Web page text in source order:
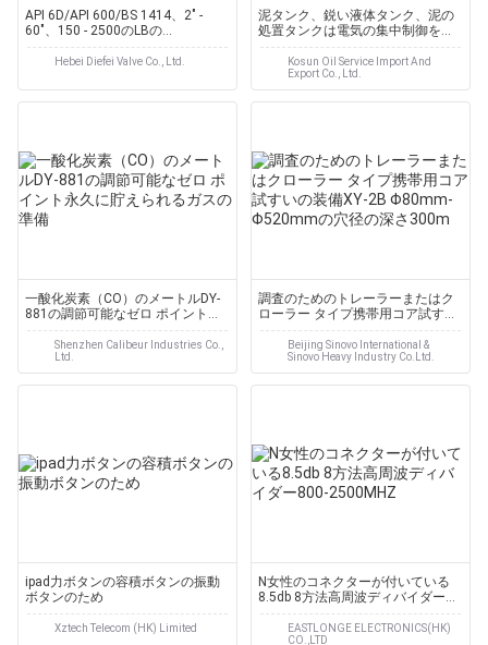
API 6D/API 600/BS 1414、2" -
60"、150 - 2500のLBの
WCB/WCC/LCB/LCCのゲート弁
Hebei Diefei Valve Co., Ltd.
泥タンク、鋭い液体タンク、泥の
処置タンクは電気の集中制御を適
用します
Kosun Oil Service Import And
Export Co., Ltd.
一酸化炭素（CO）のメートルDY-
881の調節可能なゼロ ポイント永
久に貯えられるガスの準備
Shenzhen Calibeur Industries Co.,
Ltd.
調査のためのトレーラーまたはク
ローラー タイプ携帯用コア試すい
の装備XY-2B Φ80mm-Φ520mmの
穴径の深さ300m
Beijing Sinovo International &
Sinovo Heavy Industry Co.Ltd.
ipad力ボタンの容積ボタンの振動
ボタンのため
Xztech Telecom (HK) Limited
N女性のコネクターが付いている
8.5db 8方法高周波ディバイダー
800-2500MHZ
EASTLONGE ELECTRONICS(HK)
CO.,LTD